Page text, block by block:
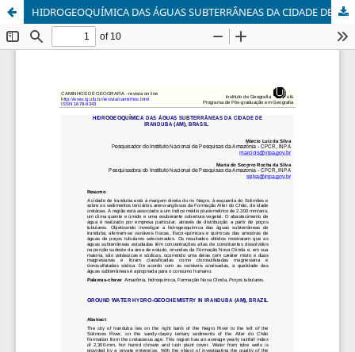
HIDROGEOQUÍMICA DAS ÁGUAS SUBTERRÂNEAS DA CIDADE DE IRANDUBA (AM), BRASIL